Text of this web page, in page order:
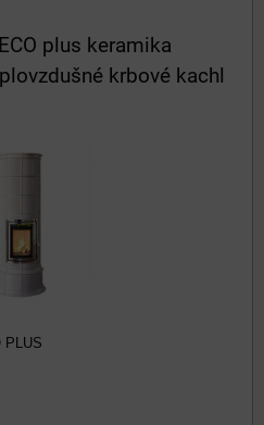
plus keramika
krbové kachl
PLUS